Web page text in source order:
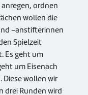
ordnen
wollen die
-anstifterinnen
Spielzeit
Es geht um
um Eisenach
Diese wollen wir
drei Runden wird